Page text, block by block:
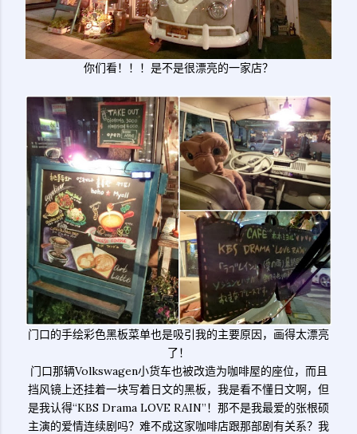
你们看！！！是不是很漂亮的一家店？
门口的手绘彩色黑板菜单也是吸引我的主要原因，画得太漂亮
了！
门口那辆Volkswagen小货车也被改造为咖啡屋的座位，而且
挡风镜上还挂着一块写着日文的黑板，我是看不懂日文啊，但
是我认得“KBS Drama LOVE RAIN”！那不是我最爱的张根硕
主演的爱情连续剧吗？难不成这家咖啡店跟那部剧有关系？我